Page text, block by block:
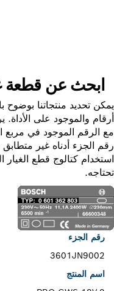
ابحث عن قطعة
تحديد منتجاتنا بوضوح
والموجود على الأداة.
الرقم الموجود في مربع
الجزء أدناه غير متطابق
كتالوج قطع الغيار
رقم الجزء
3601JN9002
اسم المنتج